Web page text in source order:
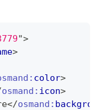
">
>
color>
osmand: icon>
</osmand: